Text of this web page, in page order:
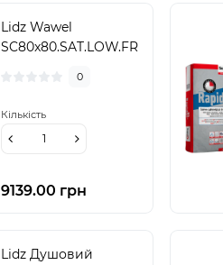
Lidz Wawel
SC80x80.SAT.LOW.FR
KAPIELKA
0
9139.00 грн
Кількість
Lidz Душовий